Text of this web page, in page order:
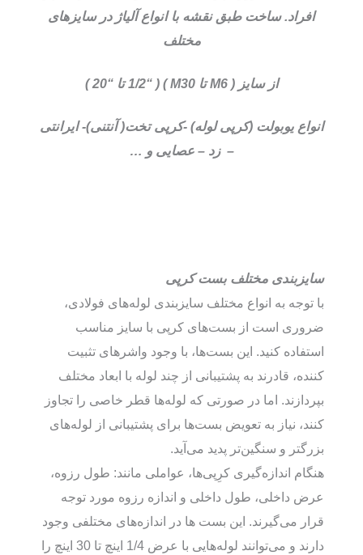
افراد. ساخت طبق نقشه با انواع آلیاژ در سایزهای
مختلف
از سایز ( M6 تا M30 ) ( “1/2 تا “20 )
انواع یوبولت (کرپی لوله) -کرپی تخت( آنتنی)- ایرانتی
– زد – عصایی و …
سایزبندی مختلف بست‌ کرپی
با توجه به انواع مختلف سایزبندی لوله‌های فولادی،
ضروری است از بست‌های کرپی با سایز مناسب
استفاده کنید. این بست‌ها، با وجود واشرهای تثبیت
کننده، قادرند به پشتیبانی از چند لوله با ابعاد مختلف
بپردازند. اما در صورتی که لوله‌ها قطر خاصی را تجاوز
کنند، نیاز به تعویض بست‌ها برای پشتیبانی از لوله‌های
بزرگتر و سنگین‌تر پدید می‌آید.
هنگام اندازه‌گیری کرِپی‌ها، عواملی مانند: طول رزوه،
عرض داخلی، طول داخلی و اندازه رزوه مورد توجه
قرار می‌گیرند. این بست ها در اندازه‌های مختلفی وجود
دارند و می‌توانند لوله‌هایی با عرض 1/4 اینچ تا 30 اینچ را